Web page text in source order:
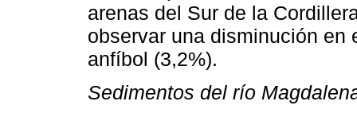
arenas del Sur de la
observar una disminución en
anfíbol (3,2%).
Sedimentos del río